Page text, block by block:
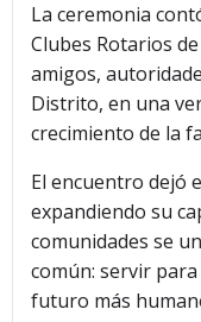
La ceremonia
Clubes Rotarios
amigos,
Distrito, en una
crecimiento de la
El encuentro dejó
expandiendo su
comunidades se
común: servir
futuro más